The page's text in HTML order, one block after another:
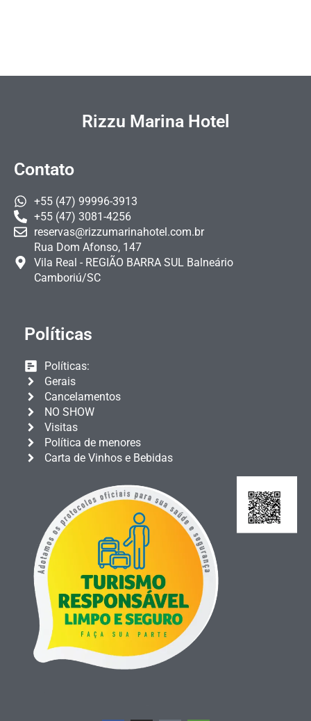
Rizzu Marina Hotel
Contato
+55 (47) 99996-3913
+55 (47) 3081-4256
reservas@rizzumarinahotel.com.br
Rua Dom Afonso, 147
Vila Real - REGIÃO BARRA SUL Balneário
Camboriú/SC
Políticas
Políticas:
Gerais
Cancelamentos
NO SHOW
Visitas
Política de menores
Carta de Vinhos e Bebidas